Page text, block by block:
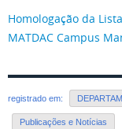
Homologação da
MATDAC Campus
registrado em:
Publicações e Notícias